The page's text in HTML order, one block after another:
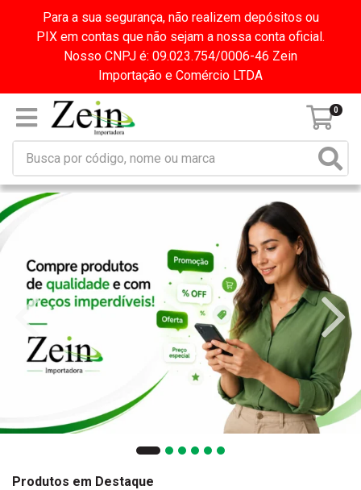
Para a sua segurança, não realizem depósitos ou
PIX em contas que não sejam a nossa conta oficial.
Nosso CNPJ é: 09.023.754/0006-46 Zein
Importação e Comércio LTDA
0
Produtos em Destaque